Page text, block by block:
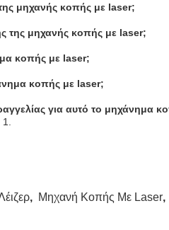
μηχανής κοπής με laser;
της μηχανής κοπής με laser;
κοπής με laser;
κοπής με laser;
για αυτό το μηχάνημα
, Μηχανή Κοπής Με Laser,